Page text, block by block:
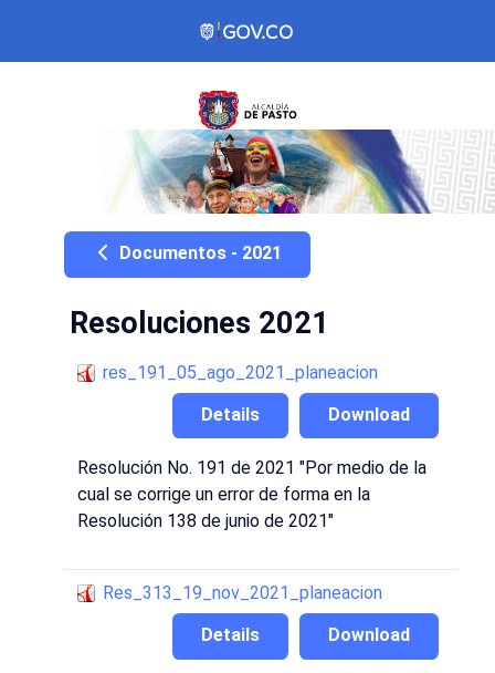
Documentos - 2021
Resoluciones 2021
res_191_05_ago_2021_planeacion
Download
Details
Resolución No. 191 de 2021 "Por medio de la
cual se corrige un error de forma en la
Resolución 138 de junio de 2021"
Res_313_19_nov_2021_planeacion
Download
Details